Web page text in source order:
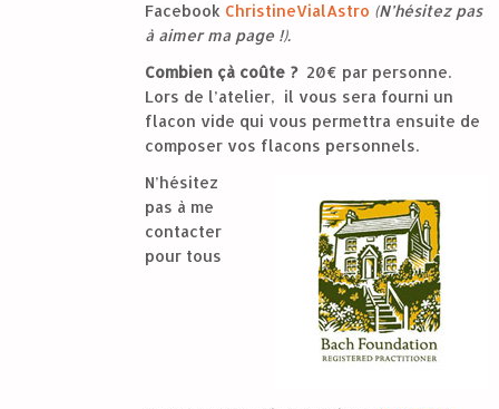
Facebook ChristineVialAstro (N’hésitez pas
à aimer ma page !).
Combien çà coûte ? 20€ par personne.
Lors de l’atelier, il vous sera fourni un
flacon vide qui vous permettra ensuite de
composer vos flacons personnels.
N’hésitez
pas à me
contacter
pour tous